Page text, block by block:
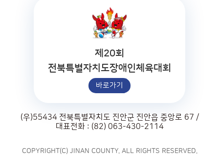
제20회
전북특별자치도장애인체육대회
바로가기
(우)55434 전북특별자치도 진안군 진안읍 중앙로 67 /
대표전화 : (82) 063-430-2114
COPYRIGHT(C) JINAN COUNTY. ALL RIGHTS RESERVED.